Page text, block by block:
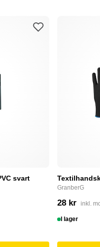
svart
GranberG
28 kr inkl.
I lager